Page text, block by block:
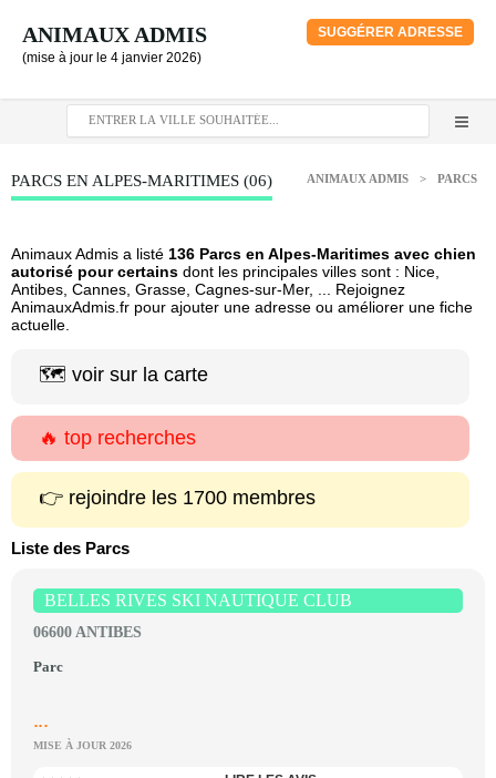
ANIMAUX ADMIS
(mise à jour le 4 janvier 2026)
SUGGÉRER ADRESSE
PARCS EN ALPES-MARITIMES (06) ANIMAUX ADMIS > PARCS
Animaux Admis a listé 136 Parcs en Alpes-Maritimes avec chien
autorisé pour certains dont les principales villes sont : Nice,
Antibes, Cannes, Grasse, Cagnes-sur-Mer, ... Rejoignez
AnimauxAdmis.fr pour ajouter une adresse ou améliorer une fiche
actuelle.
🗺️ voir sur la carte
🔥 top recherches
👉 rejoindre les 1700 membres
Liste des Parcs
BELLES RIVES SKI NAUTIQUE CLUB
06600 ANTIBES
Parc
...
MISE À JOUR 2026